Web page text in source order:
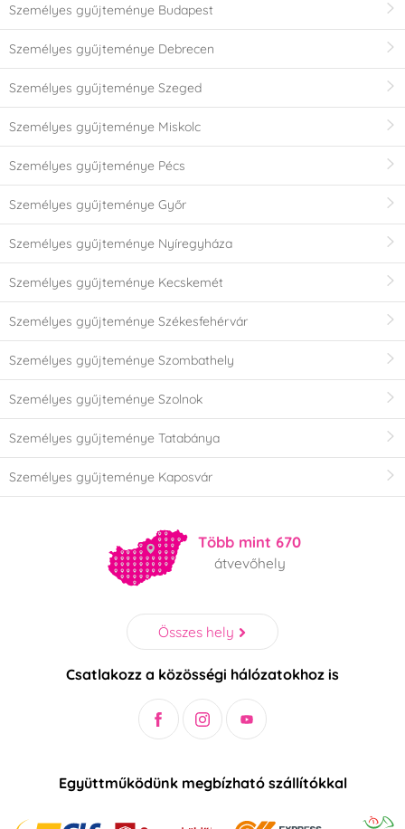
Személyes gyűjteménye Budapest
Személyes gyűjteménye Debrecen
Személyes gyűjteménye Szeged
Személyes gyűjteménye Miskolc
Személyes gyűjteménye Pécs
Személyes gyűjteménye Győr
Személyes gyűjteménye Nyíregyháza
Személyes gyűjteménye Kecskemét
Személyes gyűjteménye Székesfehérvár
Személyes gyűjteménye Szombathely
Személyes gyűjteménye Szolnok
Személyes gyűjteménye Tatabánya
Személyes gyűjteménye Kaposvár
Több mint 670
átvevőhely
Összes hely
Csatlakozz a közösségi hálózatokhoz is
Együttműködünk megbízható szállítókkal